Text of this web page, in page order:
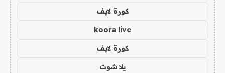
كورة لايف
koora live
كورة لايف
يلا شوت